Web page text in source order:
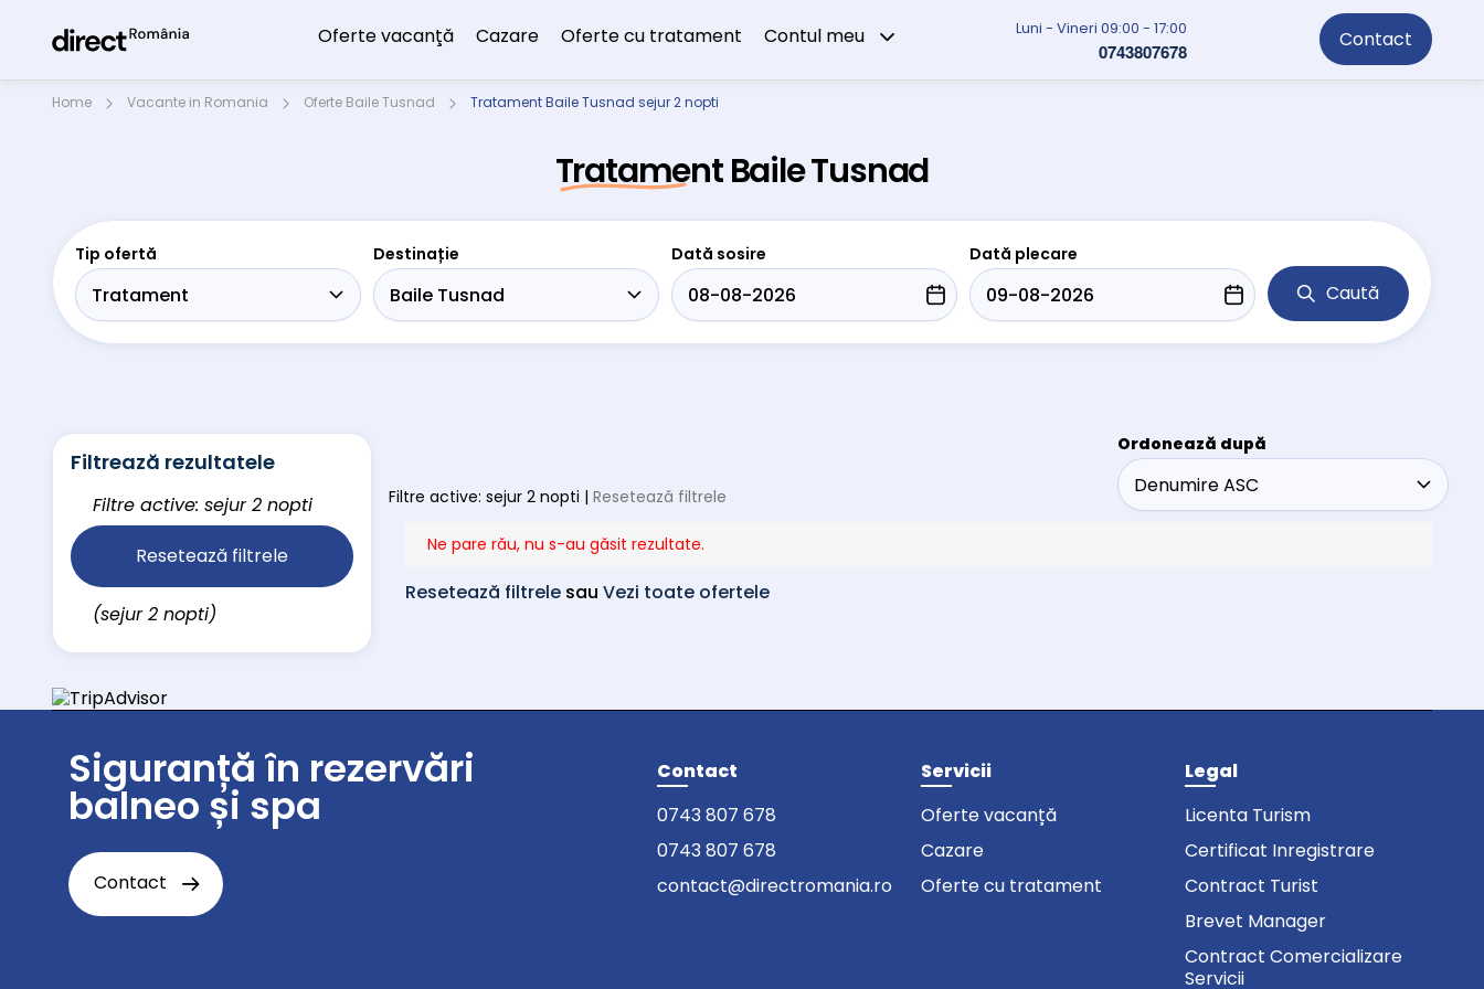
Oferte vacanţă Cazare Oferte cu tratament Contul meu Luni - Vineri 09:00 - 17:00
0743807678 Contact
Home Vacante in Romania Oferte Baile Tusnad Tratament Baile Tusnad sejur 2 nopti
Tratament Baile Tusnad
Tip ofertă Destinație Dată sosire Dată plecare
Caută
Filtrează rezultatele
Filtre active: sejur 2 nopti
Resetează filtrele
(sejur 2 nopti)
Filtre active: sejur 2 nopti | Resetează filtrele
Ordonează după
Ne pare rău, nu s-au găsit rezultate.
Resetează filtrele sau Vezi toate ofertele
Siguranță în rezervări
balneo și spa
Contact
Contact
0743 807 678
0743 807 678
contact@directromania.ro
Servicii
Oferte vacanță
Cazare
Oferte cu tratament
Legal
Licenta Turism
Certificat Inregistrare
Contract Turist
Brevet Manager
Contract Comercializare
Servicii